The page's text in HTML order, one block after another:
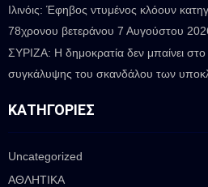
Ιλινόις: Έφηβος ντυμένος κλόουν
78χρονου βετεράνου 7 Αυγούστου
ΣΥΡΙΖΑ: Η δημοκρατία δεν μπαίνει
συγκάλυψης του σκανδάλου των
ΚΑΤΗΓΟΡΊΕΣ
Uncategorized
ΑΘΛΗΤΙΚΑ